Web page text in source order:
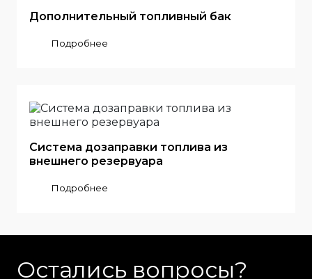
Дополнительный топливный бак
Подробнее
Система дозаправки топлива из
внешнего резервуара
Подробнее
Остались вопросы?